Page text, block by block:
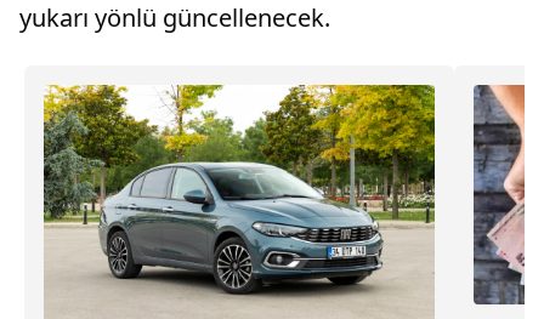
yukarı yönlü güncellenecek.